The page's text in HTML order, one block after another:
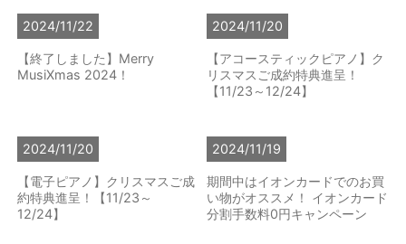
2024/11/22
【終了しました】Merry
MusiXmas 2024！
2024/11/20
【アコースティックピアノ】ク
リスマスご成約特典進呈！
【11/23～12/24】
2024/11/20
【電子ピアノ】クリスマスご成
約特典進呈！【11/23～
12/24】
2024/11/19
期間中はイオンカードでのお買
い物がオススメ！ イオンカード
分割手数料0円キャンペーン